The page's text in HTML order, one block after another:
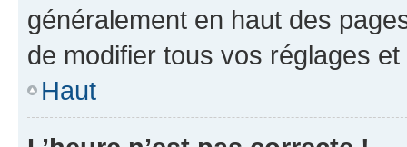
généralement en haut des
de modifier tous vos réglages
Haut